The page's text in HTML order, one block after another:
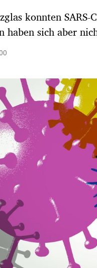
konnten
haben sich aber
öffnen/schließen